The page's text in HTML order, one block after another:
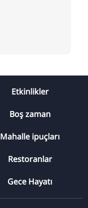
Etkinlikler
Boş zaman
Mahalle ipuçları
Restoranlar
Gece Hayatı